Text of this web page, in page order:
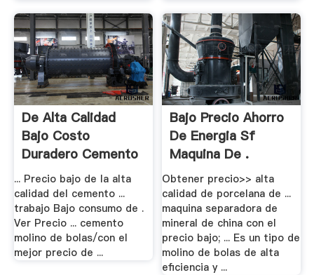
De Alta Calidad
Bajo Costo
Duradero Cemento
.
... Precio bajo de la alta
calidad del cemento ...
trabajo Bajo consumo de .
Ver Precio ... cemento
molino de bolas/con el
mejor precio de ...
Bajo Precio Ahorro
De Energia Sf
Maquina De .
Obtener precio>> alta
calidad de porcelana de ...
maquina separadora de
mineral de china con el
precio bajo; ... Es un tipo de
molino de bolas de alta
eficiencia y ...